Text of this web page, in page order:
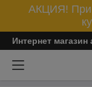
АКЦИЯ! При
Интернет магазин